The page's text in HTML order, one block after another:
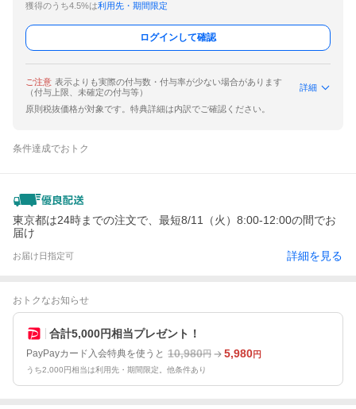
獲得のうち4.5%は利用先・期間限定
ログインして確認
ご注意 表示よりも実際の付与数・付与率が少ない場合があります
（付与上限、未確定の付与等）
詳細
原則税抜価格が対象です。特典詳細は内訳でご確認ください。
条件達成でおトク
東京都は24時までの注文で、最短8/11（火）8:00-12:00の間でお
届け
お届け日指定可 詳細を見る
おトクなお知らせ
合計5,000円相当プレゼント！
PayPayカード入会特典を使うと 10,980円 5,980円
うち2,000円相当は利用先・期間限定。他条件あり